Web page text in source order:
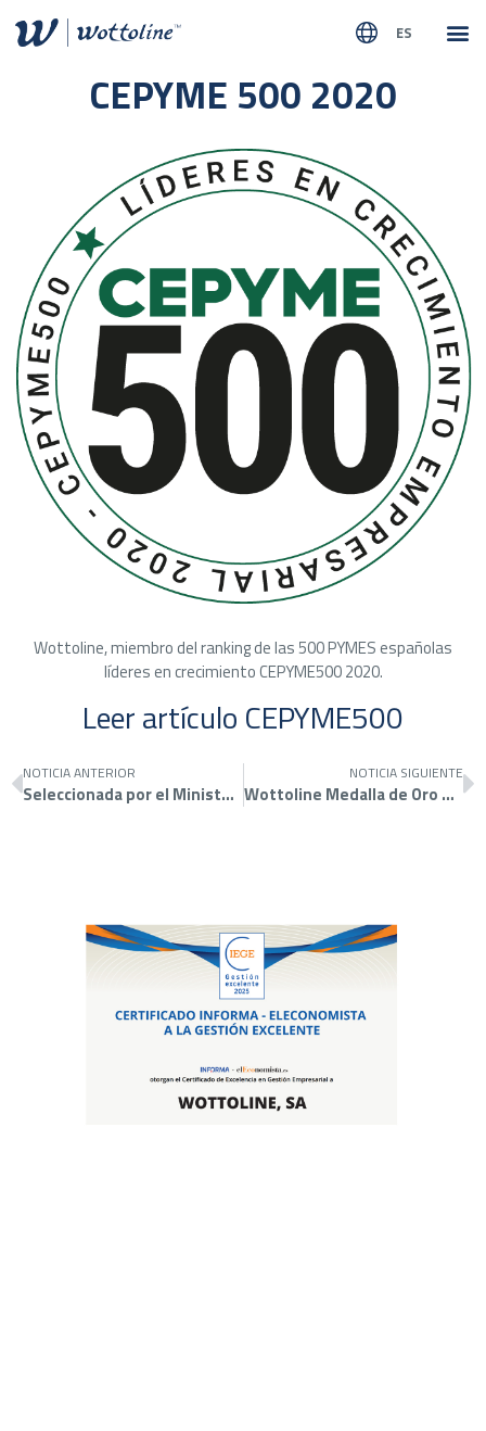
ES
CEPYME 500 2020
Wottoline, miembro del ranking de las 500 PYMES españolas
líderes en crecimiento CEPYME500 2020.
Leer artículo CEPYME500
NOTICIA ANTERIOR
Seleccionada por el Ministerio de Sanidad
NOTICIA SIGUIENTE
Wottoline Medalla de Oro europea al mérito en el trabajo